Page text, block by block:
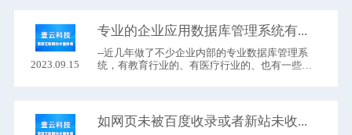
2023.09.15
--近几年做了不少企业内部的专业数据库管理系
统，有教育行业的、有医疗行业的、也有一些科